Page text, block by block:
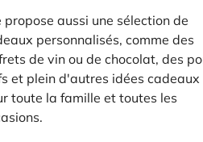
propose aussi une sélection de
personnalisés, comme des
de vin ou de chocolat, des
et plein d'autres idées cadeaux
toute la famille et toutes les